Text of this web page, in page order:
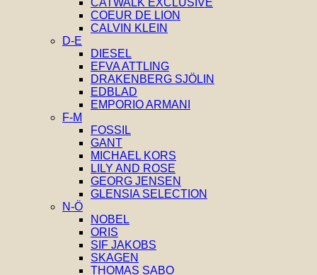
COEUR DE LION
CALVIN KLEIN
D-E
DIESEL
EFVA ATTLING
DRAKENBERG SJÖLIN
EDBLAD
EMPORIO ARMANI
F-M
FOSSIL
GANT
MICHAEL KORS
LILY AND ROSE
GEORG JENSEN
GLENSIA SELECTION
N-Ö
NOBEL
ORIS
SIF JAKOBS
SKAGEN
THOMAS SABO